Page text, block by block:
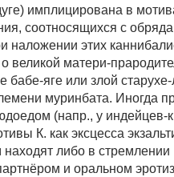
имплицирована в
соотносящихся с
этих
великой матери-
бабе-яге или злой
муринбата. Иногда
(напр., у индейцев-
К. как эксцесса
либо в стремлении
и оральном